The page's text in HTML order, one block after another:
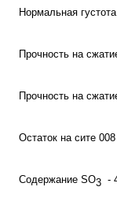
Нормальная
Прочность на
Прочность на
Остаток на сите
Содержание SO3 -